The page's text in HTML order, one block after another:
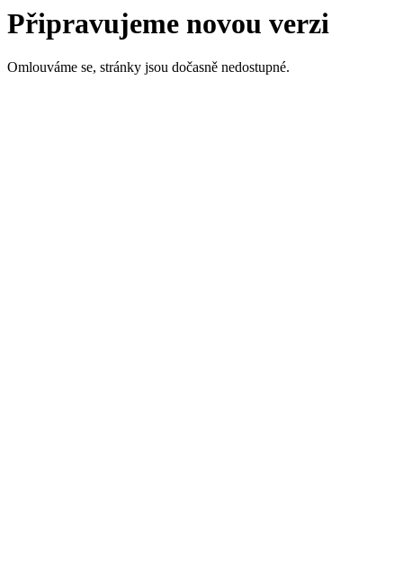
Připravujeme novou verzi
Omlouváme se, stránky jsou dočasně nedostupné.